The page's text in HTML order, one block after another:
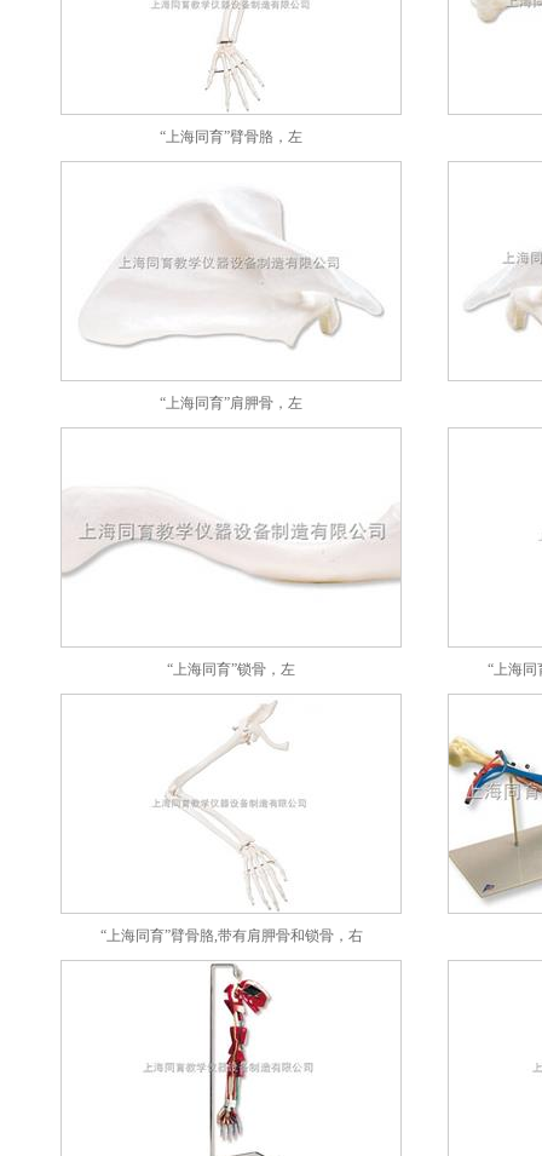
“上海同育”臂骨胳，左
“上海同育”肩胛骨，左
“上海同育”锁骨，左 “上海同
“上海同育”臂骨胳,带有肩胛骨和锁骨，右